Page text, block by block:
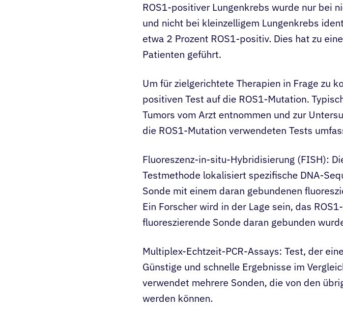
ROS1-positiver Lungenkrebs wurde nur bei
und nicht bei kleinzelligem Lungenkrebs
etwa 2 Prozent ROS1-positiv. Dies hat zu
Patienten geführt.
Um für zielgerichtete Therapien in Frage zu
positiven Test auf die ROS1-Mutation.
Tumors vom Arzt entnommen und zur
die ROS1-Mutation verwendeten Tests
Fluoreszenz-in-situ-Hybridisierung (FISH):
Testmethode lokalisiert spezifische DNA-
Sonde mit einem daran gebundenen
Ein Forscher wird in der Lage sein, das
fluoreszierende Sonde daran gebunden
Multiplex-Echtzeit-PCR-Assays: Test, der
Günstige und schnelle Ergebnisse im
verwendet mehrere Sonden, die von den
werden können.